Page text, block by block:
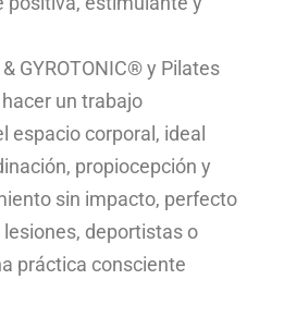
GYROTONIC® y Pilates
un trabajo
espacio corporal, ideal
propiocepción y
sin impacto, perfecto
deportistas o
práctica consciente